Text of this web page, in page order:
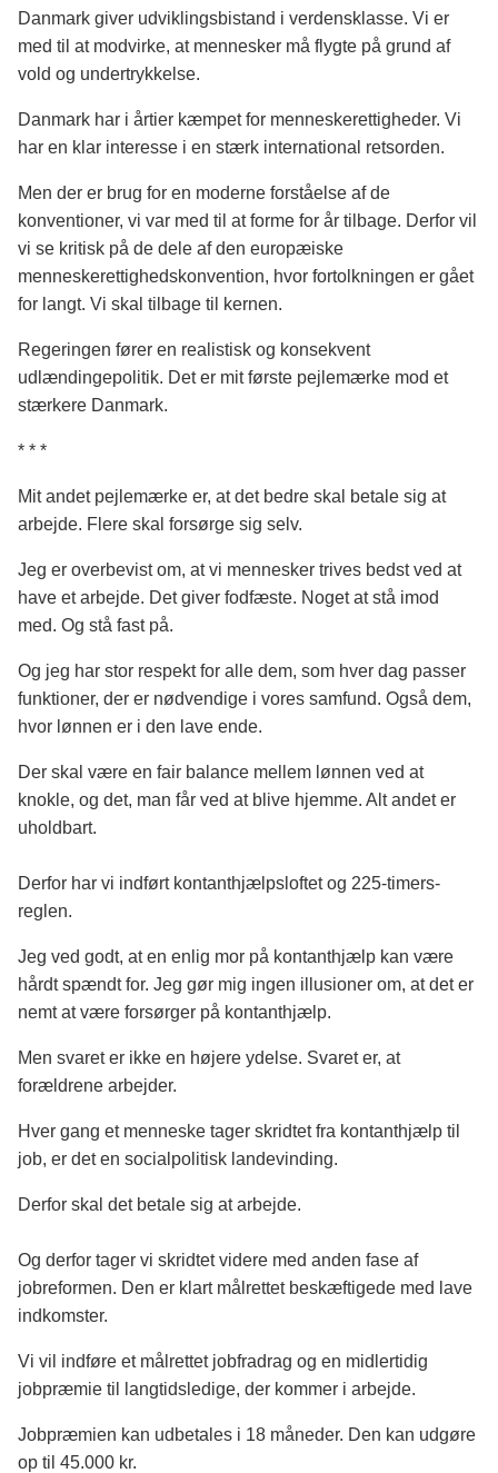
Danmark giver udviklingsbistand i verdensklasse. Vi er
med til at modvirke, at mennesker må flygte på grund af
vold og undertrykkelse.
Danmark har i årtier kæmpet for menneskerettigheder. Vi
har en klar interesse i en stærk international retsorden.
Men der er brug for en moderne forståelse af de
konventioner, vi var med til at forme for år tilbage. Derfor vil
vi se kritisk på de dele af den europæiske
menneskerettighedskonvention, hvor fortolkningen er gået
for langt. Vi skal tilbage til kernen.
Regeringen fører en realistisk og konsekvent
udlændingepolitik. Det er mit første pejlemærke mod et
stærkere Danmark.
* * *
Mit andet pejlemærke er, at det bedre skal betale sig at
arbejde. Flere skal forsørge sig selv.
Jeg er overbevist om, at vi mennesker trives bedst ved at
have et arbejde. Det giver fodfæste. Noget at stå imod
med. Og stå fast på.
Og jeg har stor respekt for alle dem, som hver dag passer
funktioner, der er nødvendige i vores samfund. Også dem,
hvor lønnen er i den lave ende.
Der skal være en fair balance mellem lønnen ved at
knokle, og det, man får ved at blive hjemme. Alt andet er
uholdbart.
Derfor har vi indført kontanthjælpsloftet og 225-timers-
reglen.
Jeg ved godt, at en enlig mor på kontanthjælp kan være
hårdt spændt for. Jeg gør mig ingen illusioner om, at det er
nemt at være forsørger på kontanthjælp.
Men svaret er ikke en højere ydelse. Svaret er, at
forældrene arbejder.
Hver gang et menneske tager skridtet fra kontanthjælp til
job, er det en socialpolitisk landevinding.
Derfor skal det betale sig at arbejde.
Og derfor tager vi skridtet videre med anden fase af
jobreformen. Den er klart målrettet beskæftigede med lave
indkomster.
Vi vil indføre et målrettet jobfradrag og en midlertidig
jobpræmie til langtidsledige, der kommer i arbejde.
Jobpræmien kan udbetales i 18 måneder. Den kan udgøre
op til 45.000 kr.